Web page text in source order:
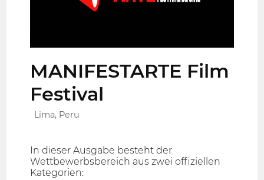
MANIFESTARTE Film
Festival
Lima, Peru
In dieser Ausgabe besteht der
Wettbewerbsbereich aus zwei offiziellen
Kategorien: